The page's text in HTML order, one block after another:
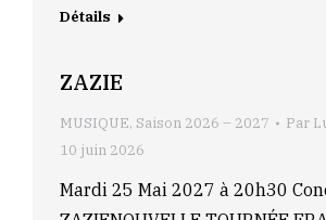
Détails
ZAZIE
MUSIQUE, Saison 2026 – 2027 Par
10 juin 2026
Mardi 25 Mai 2027 à 20h30